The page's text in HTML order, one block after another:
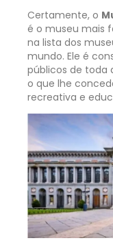
Certamente, o
é o museu mais
na lista dos
mundo. Ele é
públicos de toda
o que lhe
recreativa e